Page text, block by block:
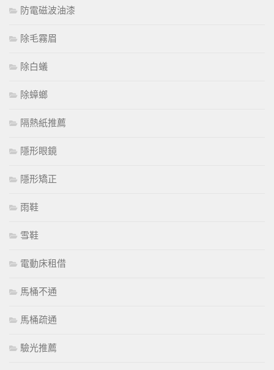
防電磁波油漆
除毛霧眉
除白蟻
除蟑螂
隔熱紙推薦
隱形眼鏡
隱形矯正
雨鞋
雪鞋
電動床租借
馬桶不通
馬桶疏通
驗光推薦